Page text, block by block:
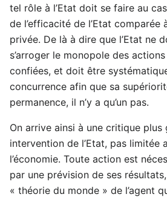
tel rôle à l’Etat doit se faire au
de l’efficacité de l’Etat comparée
privée. De là à dire que l’Etat ne
s’arroger le monopole des
confiées, et doit être
concurrence afin que sa
permanence, il n’y a qu’un pas.
On arrive ainsi à une critique
intervention de l’Etat, pas limitée
l’économie. Toute action est
par une prévision de ses
« théorie du monde » de l’agent